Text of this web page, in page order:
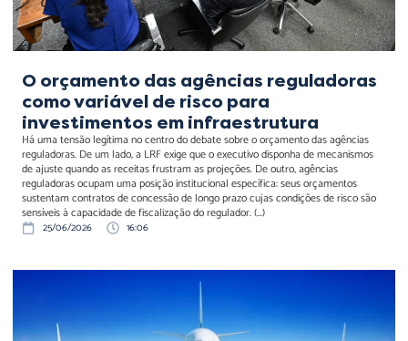
O orçamento das agências reguladoras
como variável de risco para
investimentos em infraestrutura
Há uma tensão legítima no centro do debate sobre o orçamento das agências
reguladoras. De um lado, a LRF exige que o executivo disponha de mecanismos
de ajuste quando as receitas frustram as projeções. De outro, agências
reguladoras ocupam uma posição institucional específica: seus orçamentos
sustentam contratos de concessão de longo prazo cujas condições de risco são
sensíveis à capacidade de fiscalização do regulador. (...)
25/06/2026 16:06
Reforma Tributária e
aviação internacional